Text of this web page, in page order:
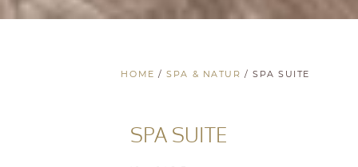
HOME/SPA & NATUR /SPA SUITE
SPA SUITE